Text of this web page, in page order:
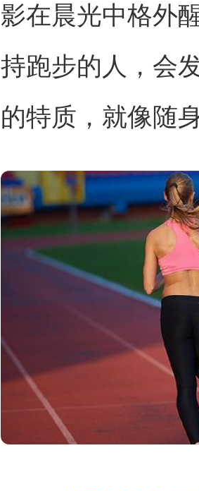
影在晨光中格外
持跑步的人，会
的特质，就像随